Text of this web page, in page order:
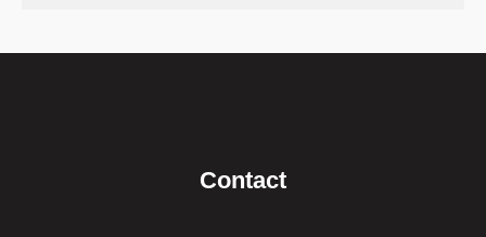
Contact